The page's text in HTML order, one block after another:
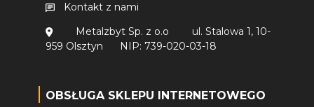
Kontakt z nami
Metalzbyt Sp. z o.o
ul. Stalowa 1, 10-
959 Olsztyn
NIP: 739-020-03-18
OBSŁUGA SKLEPU INTERNETOWEGO